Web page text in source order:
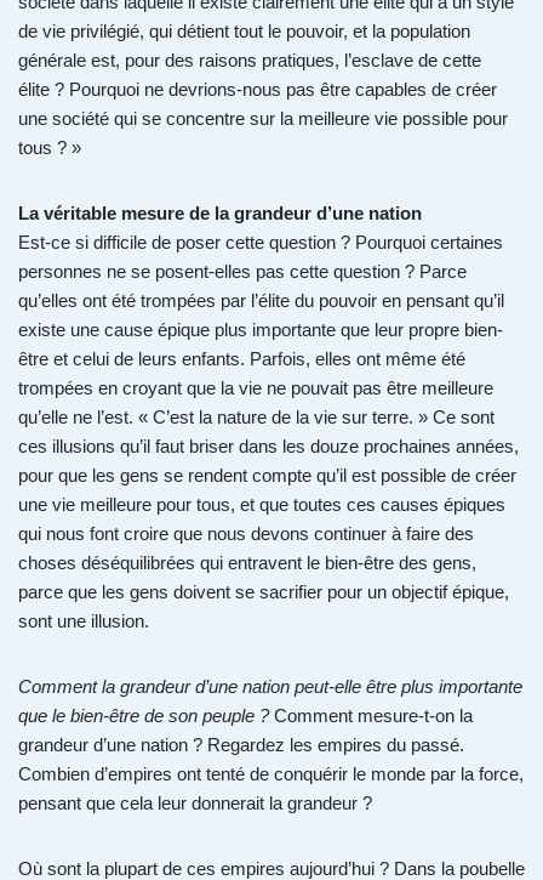
de vie privilégié, qui détient tout le pouvoir, et la population
générale est, pour des raisons pratiques, l’esclave de cette
élite ? Pourquoi ne devrions-nous pas être capables de créer
une société qui se concentre sur la meilleure vie possible pour
tous ? »
La véritable mesure de la grandeur d’une nation
Est-ce si difficile de poser cette question ? Pourquoi certaines
personnes ne se posent-elles pas cette question ? Parce
qu’elles ont été trompées par l’élite du pouvoir en pensant qu’il
existe une cause épique plus importante que leur propre bien-
être et celui de leurs enfants. Parfois, elles ont même été
trompées en croyant que la vie ne pouvait pas être meilleure
qu’elle ne l’est. « C’est la nature de la vie sur terre. » Ce sont
ces illusions qu’il faut briser dans les douze prochaines années,
pour que les gens se rendent compte qu’il est possible de créer
une vie meilleure pour tous, et que toutes ces causes épiques
qui nous font croire que nous devons continuer à faire des
choses déséquilibrées qui entravent le bien-être des gens,
parce que les gens doivent se sacrifier pour un objectif épique,
sont une illusion.
Comment la grandeur d’une nation peut-elle être plus importante
que le bien-être de son peuple ?Comment mesure-t-on la
grandeur d’une nation ? Regardez les empires du passé.
Combien d’empires ont tenté de conquérir le monde par la force,
pensant que cela leur donnerait la grandeur ?
Où sont la plupart de ces empires aujourd’hui ? Dans la poubelle